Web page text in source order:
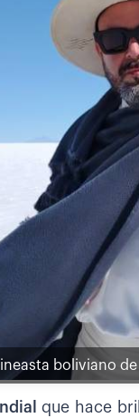
boliviano
que hace